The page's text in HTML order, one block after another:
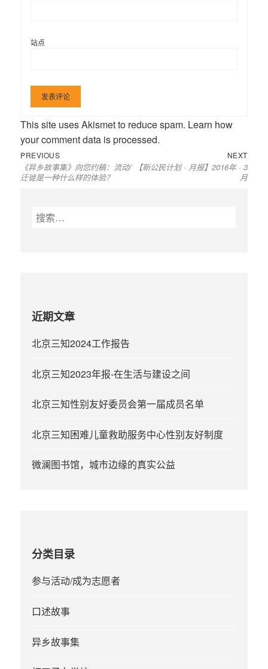
站点
This site uses Akismet to reduce spam. Learn how
your comment data is processed.
文
章
导
PREVIOUS
post:
《异乡故事集》向您约稿：流动/
迁徙是一种什么样的体验？
NEXT
post:
【新公民计划 · 月报】2016年 · 3
月
搜
近期文章
北京三知2024工作报告
北京三知2023年报-在生活与建设之间
北京三知性别友好委员会第一届成员名单
北京三知困难儿童救助服务中心性别友好制度
微澜图书馆，城市边缘的真实公益
分类目录
参与活动/成为志愿者
口述故事
异乡故事集